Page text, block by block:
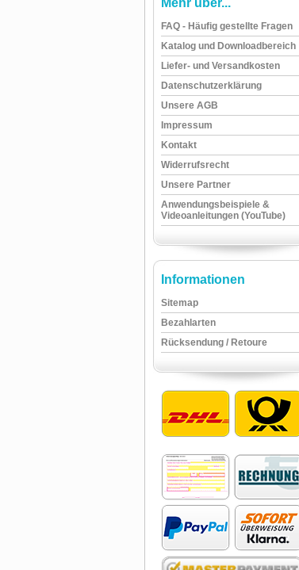
Mehr über...
FAQ - Häufig gestellte Fragen
Katalog und Downloadbereich
Liefer- und Versandkosten
Datenschutzerklärung
Unsere AGB
Impressum
Kontakt
Widerrufsrecht
Unsere Partner
Anwendungsbeispiele &
Videoanleitungen (YouTube)
Informationen
Sitemap
Bezahlarten
Rücksendung / Retoure